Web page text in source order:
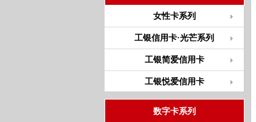
女性卡系列
工银信用卡·光芒系列
工银简爱信用卡
工银悦爱信用卡
数字卡系列